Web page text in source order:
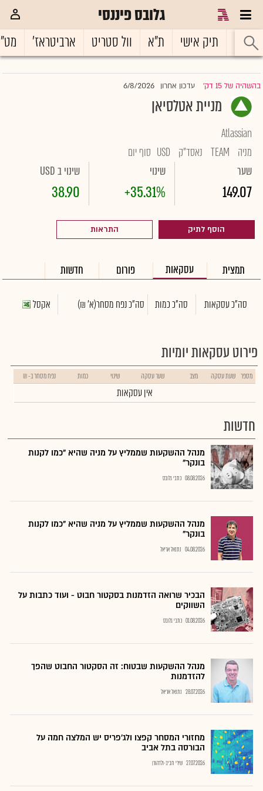
גלובס פיננסי
ראשי תיק אישי ת"א וול סטריט ארביטראז'
בהשהיה של 15 דק' |עדכון אחרון 6/8/2026
מניית אטלסיאן
Atlassian
מניה
TEAM נאסד"ק USD סוף יום
שער
149.07
שינוי
+35.31%
שינוי ב USD
38.90
הוסף לתיק התראות
תמצית עסקאות פורום חדשות
סה"כ עסקאות סה"כ כמות סה"כ נפח מסחר(א' ₪) אקסל
פירוט עסקאות יומיות
מספר שעת עסקה מצב שער עסקה שינוי כמות נפח מסחר ב- ₪
אין עסקאות
חדשות
מנהל ההשקעות שממליץ על מניה שהיא "כמו לקנות
בונקר"
08.08.2026 כתבי גלובס
מנהל ההשקעות שממליץ על מניה שהיא "כמו לקנות
בונקר"
04.08.2026 נתנאל אריאל
הבכיר שרואה הזדמנות בסקטור חבוט - ועוד כתבות על
השווקים
01.08.2026 כתבי גלובס
מנהל ההשקעות שבטוח: זה הסקטור החבוט שהפך
להזדמנות
28.07.2026 נתנאל אריאל
מחזורי המסחר קפצו ולג'פריס יש המלצה חמה על
הבורסה בתל אביב
27.07.2026 שירי חביב-ולדהורן